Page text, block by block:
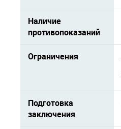
Наличие
противопоказаний
Ограничения
Подготовка
заключения